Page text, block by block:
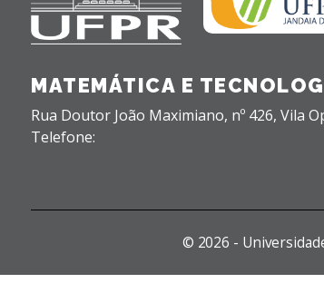
MATEMÁTICA E
Rua Doutor João Maximiano, nº 426, Vila
Telefone:
© 2026 -